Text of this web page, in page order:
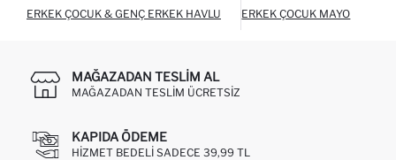
ERKEK ÇOCUK & GENÇ ERKEK HAVLU ERKEK ÇOCUK MAYO
MAĞAZADAN TESLIM AL
MAĞAZADAN TESLIM ÜCRETSIZ
KAPIDA ÖDEME
HIZMET BEDELI SADECE 39,99 TL